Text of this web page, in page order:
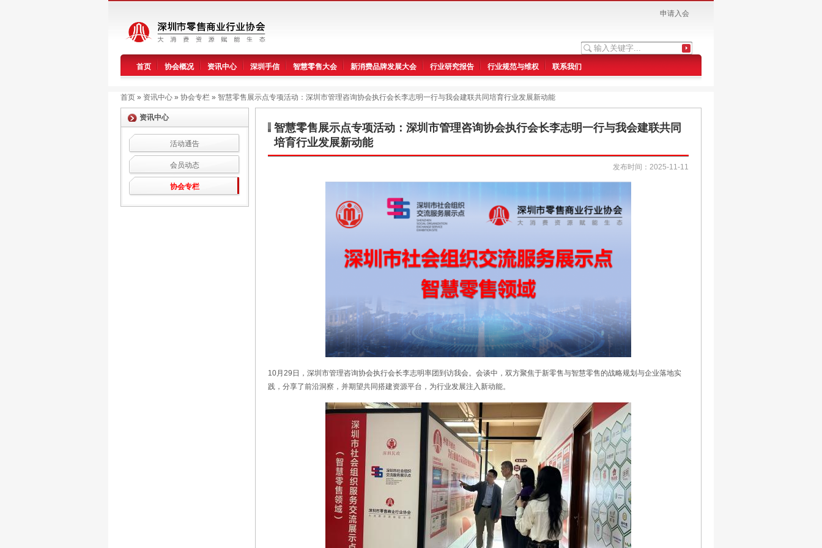
申请入会
首页 协会概况 资讯中心 深圳手信 智慧零售大会 新消费品牌发展大会 行业研究报告 行业规范与维权 联系我们
首页 » 资讯中心 » 协会专栏 » 智慧零售展示点专项活动：深圳市管理咨询协会执行会长李志明一行与我会建联共同培育行业发展新动能
资讯中心
活动通告
会员动态
协会专栏
智慧零售展示点专项活动：深圳市管理咨询协会执行会长李志明一行与我会建联共同
培育行业发展新动能
发布时间：2025-11-11
10月29日，深圳市管理咨询协会执行会长李志明率团到访我会。会谈中，双方聚焦于新零售与智慧零售的战略规划与企业落地实
践，分享了前沿洞察，并期望共同搭建资源平台，为行业发展注入新动能。